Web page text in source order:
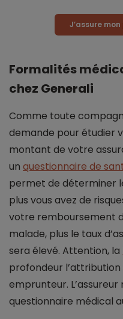
J’assure
Formalités
chez Generali
Comme toute
demande pour étudier
montant de votre
un questionnaire de
permet de déterminer
plus vous avez de
votre remboursement
malade, plus le taux
sera élevé. Attention, la
profondeur l’attribution
emprunteur.
questionnaire médical